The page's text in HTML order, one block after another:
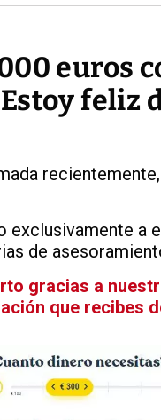
euros
feliz
exclusivamente a
de
gracias a
que recibes